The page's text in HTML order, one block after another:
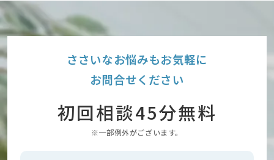
ささいなお悩みもお気軽に
お問合せください
初回相談45分無料
※一部例外がございます。